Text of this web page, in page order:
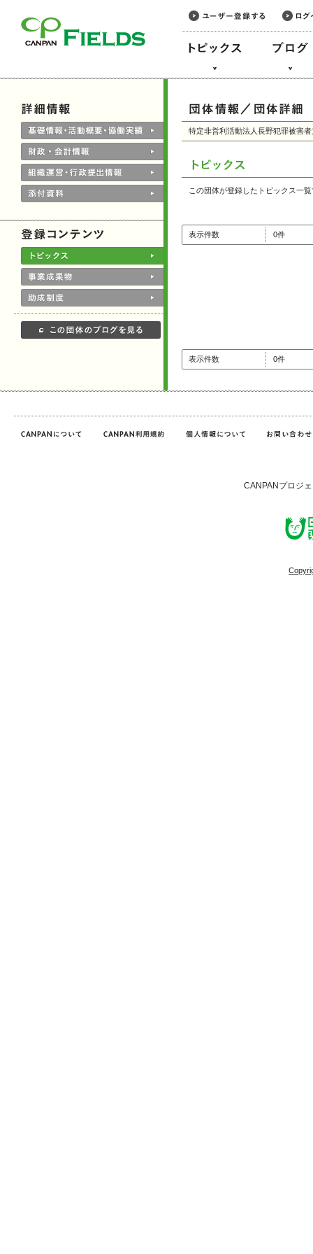
特定非営利活動法人長野犯罪被害
この団体が登録したトピックス一
表示件数 0件
表示件数 0件
CANPANプロジ